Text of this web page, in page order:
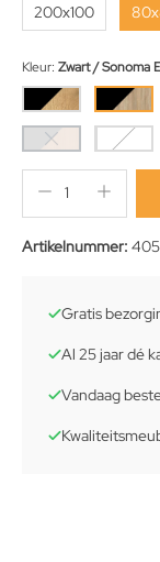
200x100
Kleur: Zwart / Sonoma
Artikelnummer:
Gratis
Al 25 jaar dé
Vandaag